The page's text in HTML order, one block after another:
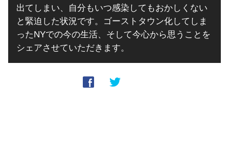
出てしまい、自分もいつ感染してもおかしくない
と緊迫した状況です。ゴーストタウン化してしま
ったNYでの今の生活、そして今心から思うことを
シェアさせていただきます。